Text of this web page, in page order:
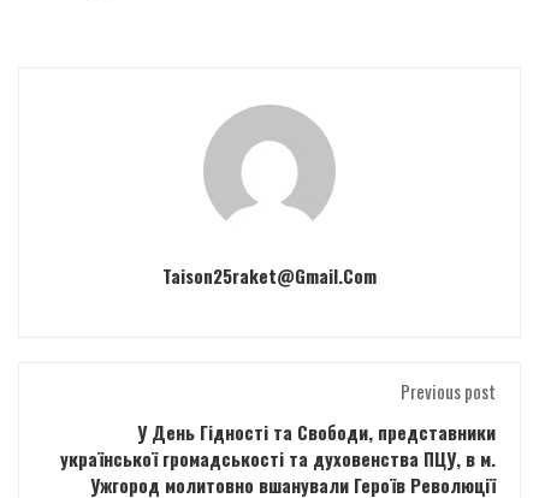
Taison25raket@gmail.com
Previous post
У День Гідності та Свободи, представники
української громадськості та духовенства ПЦУ, в м.
Ужгород молитовно вшанували Героїв Революції